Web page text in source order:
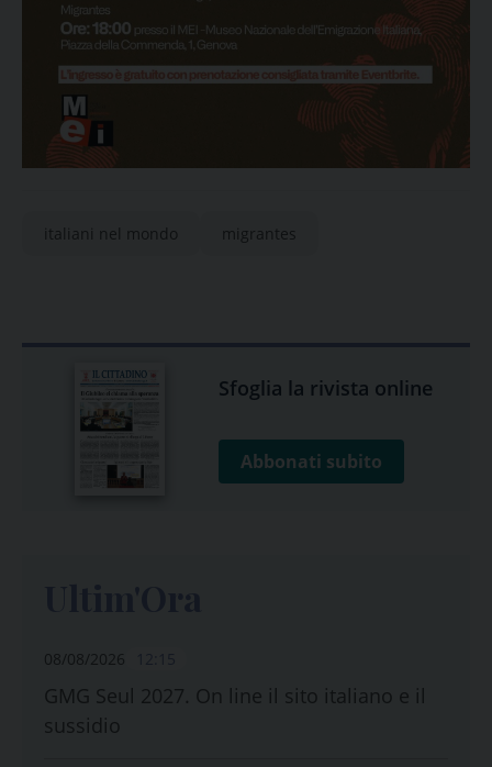
italiani nel mondo migrantes
Sfoglia la rivista online
Abbonati subito
08/08/2026
GMG Seul 2027. On line il sito italiano e il
sussidio